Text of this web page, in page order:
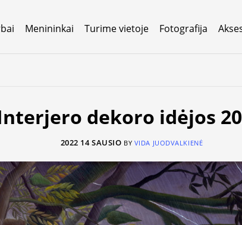
Menininkai Turime vietoje Fotografija
dekoro idėjos
2022 14 SAUSIO BY VIDA JUODVALKIENĖ